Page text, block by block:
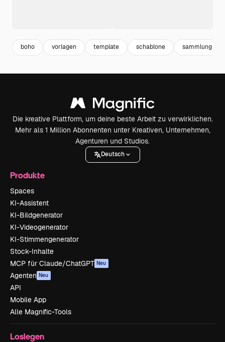
boho vorlagen template schablone sammlung
Die kreative Plattform, um deine beste Arbeit zu verwirklichen.
Mehr als 1 Million Abonnenten unter Kreativen, Unternehmen,
Agenturen und Studios.
Deutsch
Produkte
Spaces
KI-Assistent
KI-Bildgenerator
KI-Videogenerator
KI-Stimmengenerator
Stock-Inhalte
MCP für Claude/ChatGPT Neu
Agenten Neu
API
Mobile App
Alle Magnific-Tools
Loslegen